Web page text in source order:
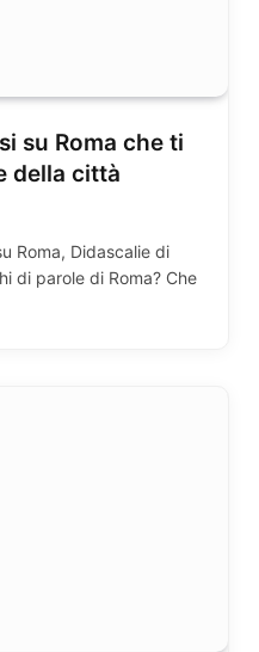
su Roma che ti
della città
Roma, Didascalie di
di parole di Roma? Che